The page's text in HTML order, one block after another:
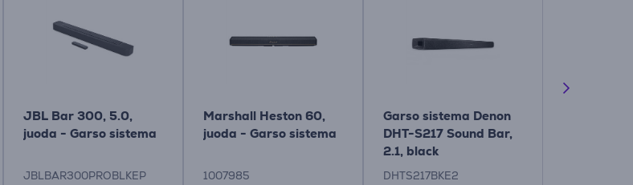
JBL Bar 300, 5.0,
juoda - Garso sistema
JBLBAR300PROBLKEP
Marshall Heston 60,
juoda - Garso sistema
1007985
Garso sistema Denon
DHT-S217 Sound Bar,
2.1, black
DHTS217BKE2